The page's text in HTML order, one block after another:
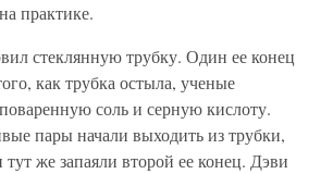
практике.
стеклянную трубку. Один ее конец
как трубка остыла, ученые
соль и серную кислоту.
пары начали выходить из трубки,
тут же запаяли второй ее конец. Дэви